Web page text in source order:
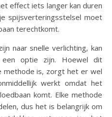
effect iets langer kan duren
spijsverteringsstelsel moet
terechtkomt.
naar snelle verlichting, kan
optie zijn. Hoewel dit
methode is, zorgt het er wel
werkt omdat het
komt. Elke methode
dus het is belangrijk om